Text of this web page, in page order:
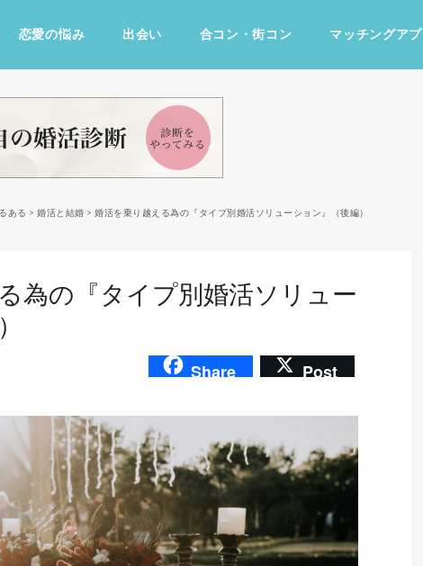
恋愛の悩み 出会い 合コン・街コン マッチングアプ
ある > 婚活と結婚 > 婚活を乗り越える為の『タイプ別婚活ソリューション』（後編）
為の『タイプ別婚活ソリュー
Share Post